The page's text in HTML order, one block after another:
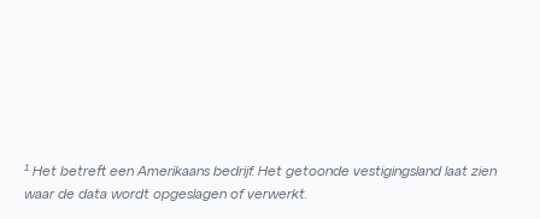
1 Het betreft een Amerikaans bedrijf. Het getoonde vestigingsland laat zien
waar de data wordt opgeslagen of verwerkt.